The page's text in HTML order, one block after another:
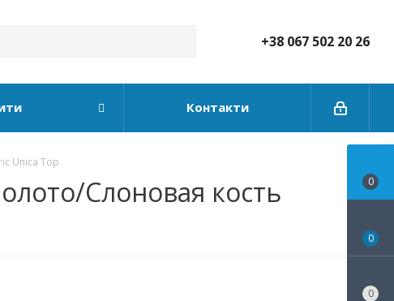
+38 067 502 20 26
Контакти
Unica Top
Слоновая кость 0
0
0